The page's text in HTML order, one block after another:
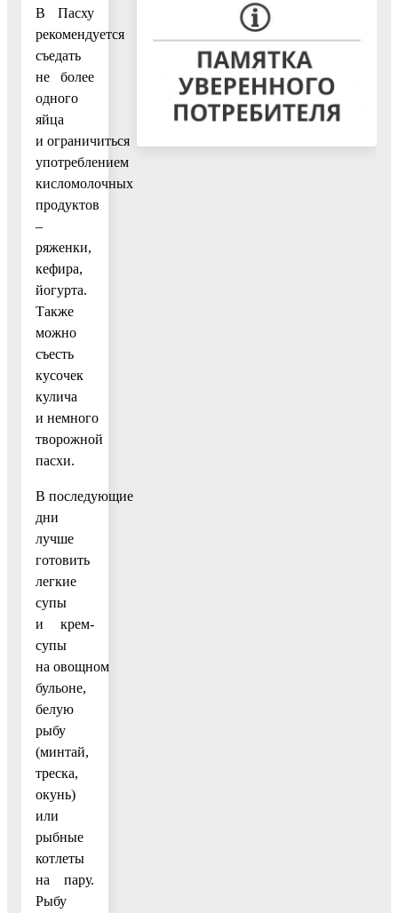
В Пасху
рекомендуется
съедать
не более
одного
яйца
и ограничиться
употреблением
кисломолочных
продуктов
–
ряженки,
кефира,
йогурта.
Также
можно
съесть
кусочек
кулича
и немного
творожной
пасхи.
В последующие
дни
лучше
готовить
легкие
супы
и крем-
супы
на овощном
бульоне,
белую
рыбу
(минтай,
треска,
окунь)
или
рыбные
котлеты
на пару.
Рыбу